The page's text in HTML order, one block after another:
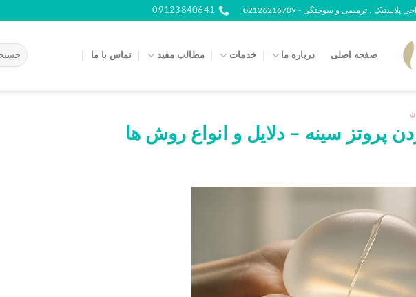
، ترمیمی و سوختگی - 02126216709 09123840641
صفحه اصلی درباره ما خدمات مطالب مفید تماس با ما
پروتز سینه – دلایل و انواع روش ها